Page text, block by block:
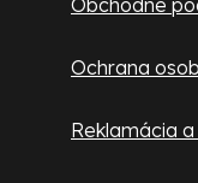
Obchodné
Ochrana
Reklamácia